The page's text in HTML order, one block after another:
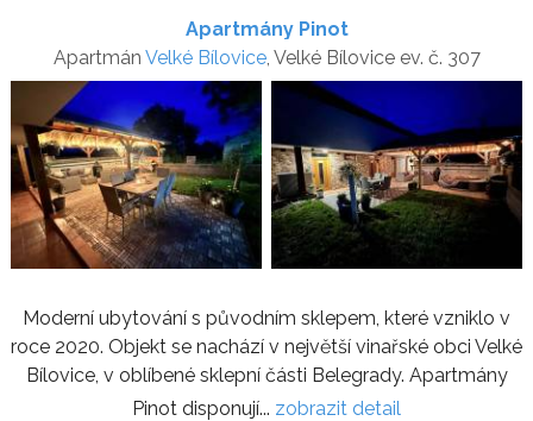
Apartmány Pinot
Apartmán Velké Bílovice, Velké Bílovice ev. č. 307
Moderní ubytování s původním sklepem, které vzniklo v
roce 2020. Objekt se nachází v největší vinařské obci Velké
Bílovice, v oblíbené sklepní části Belegrady. Apartmány
Pinot disponují... zobrazit detail